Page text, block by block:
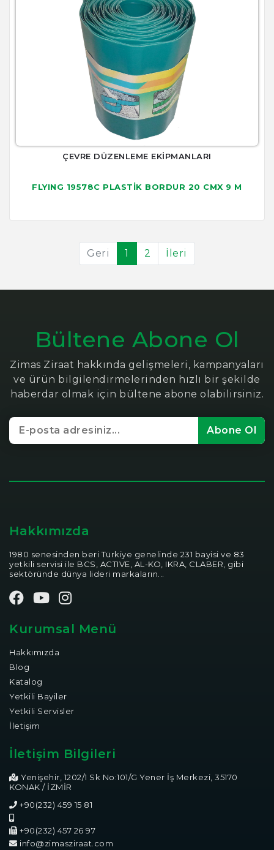
ÇEVRE DÜZENLEME EKİPMANLARI
FLYING 19578C PLASTİK BORDUR 20 CMX 9 M
Geri 1 2 İleri
Bültene Abone Ol
Zimas Ziraat hakkında gelişmeleri, kampanyaları
ve ürün bilgilendirmelerinden hızlı bir şekilde
haberdar olmak için bültene abone olabilirsiniz.
Abone Ol
Hakkımızda
1980 senesinden beri Türkiye genelinde 231 bayisi ve 83
yetkili servisi ile BCS, ACTIVE, AL-KO, IKRA, CLABER, gibi
sektöründe dünya lideri markaların...
Kurumsal Menü
Hakkımızda
Blog
Katalog
Yetkili Bayiler
Yetkili Servisler
İletişim
İletişim Bilgileri
Yenişehir, 1202/1 Sk No:101/G Yener İş Merkezi, 35170
KONAK / İZMİR
+90(232) 459 15 81
+90(232) 457 26 97
info@zimasziraat.com